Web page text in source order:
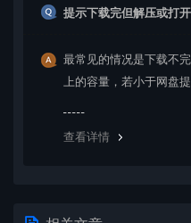
提示下载完但解压或打
最常见的情况是下载不
上的容量，若小于网盘
查看详情